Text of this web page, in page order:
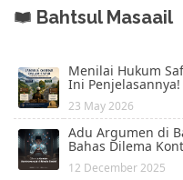
Bahtsul Masaail
Menilai Hukum
Ini Penjelasannya!
23 May 2026
Adu Argumen di
Bahas Dilema
12 December 2025